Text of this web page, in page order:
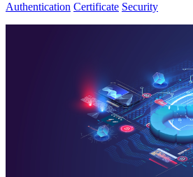
Authentication Certificate Security